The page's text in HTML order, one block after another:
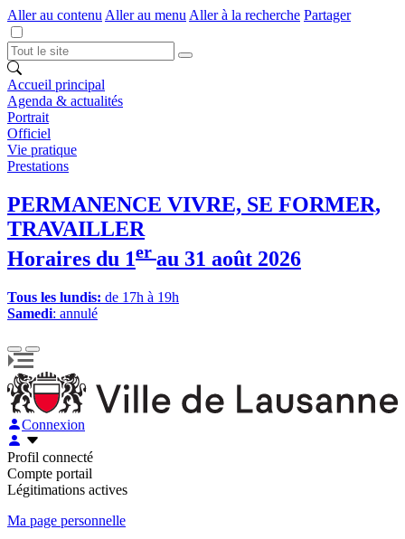
Aller au contenu Aller au menu Aller à la recherche Partager
Accueil principal
Agenda & actualités
Portrait
Officiel
Vie pratique
Prestations
PERMANENCE VIVRE, SE FORMER,
TRAVAILLER
Horaires du 1er au 31 août 2026
Tous les lundis: de 17h à 19h
Samedi: annulé
Connexion
Profil connecté
Compte portail
Légitimations actives
Ma page personnelle